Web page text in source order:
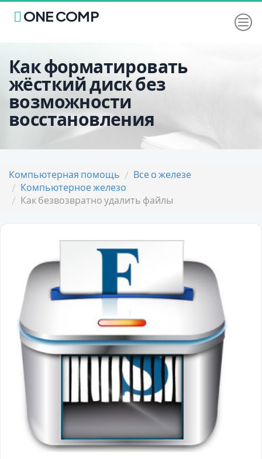
ONE COMP
Как форматировать
жёсткий диск без
возможности
восстановления
Компьютерная помощь
Все о железе
Компьютерное железо
Как безвозвратно удалить файлы